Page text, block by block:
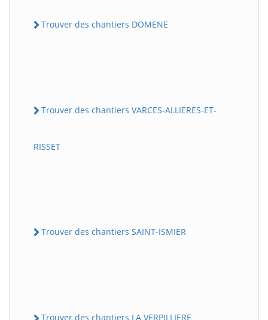
Trouver des chantiers DOMENE
Trouver des chantiers VARCES-ALLIERES-ET-
RISSET
Trouver des chantiers SAINT-ISMIER
Trouver des chantiers LA VERPILLIERE